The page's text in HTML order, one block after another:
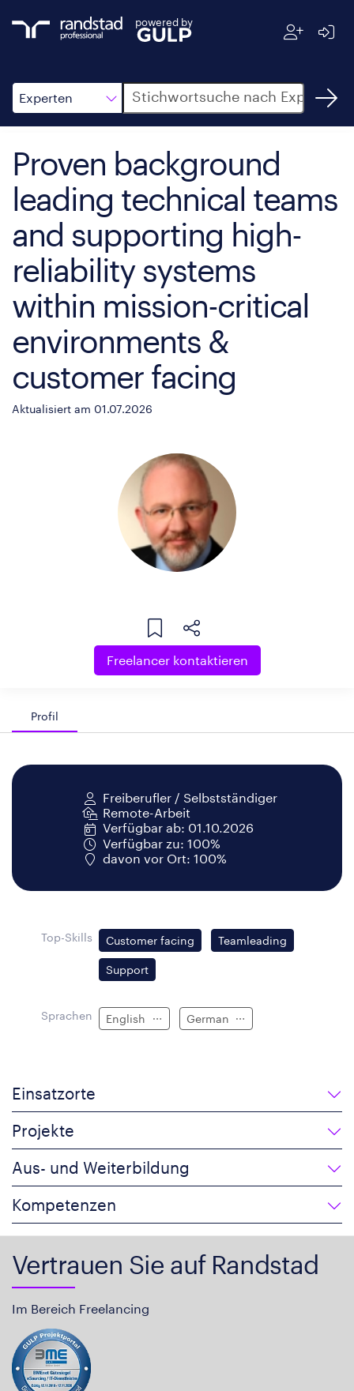
powered by
Experten
Suche
Proven background
leading technical teams
and supporting high-
reliability systems
within mission-critical
environments &
customer facing
Aktualisiert am 01.07.2026
Freelancer kontaktieren
Profil
Freiberufler / Selbstständiger
Remote-Arbeit
Verfügbar ab: 01.10.2026
Verfügbar zu: 100%
davon vor Ort: 100%
Top-Skills Customer facing Teamleading
Support
Sprachen English German
Einsatzorte
Projekte
Aus- und Weiterbildung
Kompetenzen
Vertrauen Sie auf Randstad
Im Bereich Freelancing